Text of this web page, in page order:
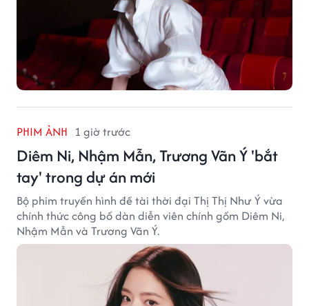
PHIM ẢNH 1 giờ trước
Diêm Ni, Nhậm Mẫn, Trương Vãn Ý 'bắt
tay' trong dự án mới
Bộ phim truyền hình đề tài thời đại Thị Thị Như Ý vừa
chính thức công bố dàn diễn viên chính gồm Diêm Ni,
Nhậm Mẫn và Trương Vãn Ý.